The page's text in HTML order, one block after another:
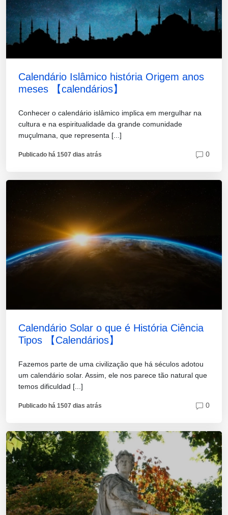
Calendário Islâmico história Origem anos
meses 【calendários】
Conhecer o calendário islâmico implica em mergulhar na
cultura e na espiritualidade da grande comunidade
muçulmana, que representa [...]
Publicado há 1507 dias atrás 0
Calendário Solar o que é História Ciência
Tipos 【Calendários】
Fazemos parte de uma civilização que há séculos adotou
um calendário solar. Assim, ele nos parece tão natural que
temos dificuldad [...]
Publicado há 1507 dias atrás 0